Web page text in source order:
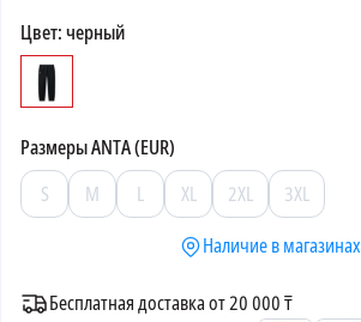
Цвет:черный
РазмерыANTA (EUR)
S M L XL 2XL
3XL
Наличие в магазинах
Бесплатная доставка от 20 000 ₸